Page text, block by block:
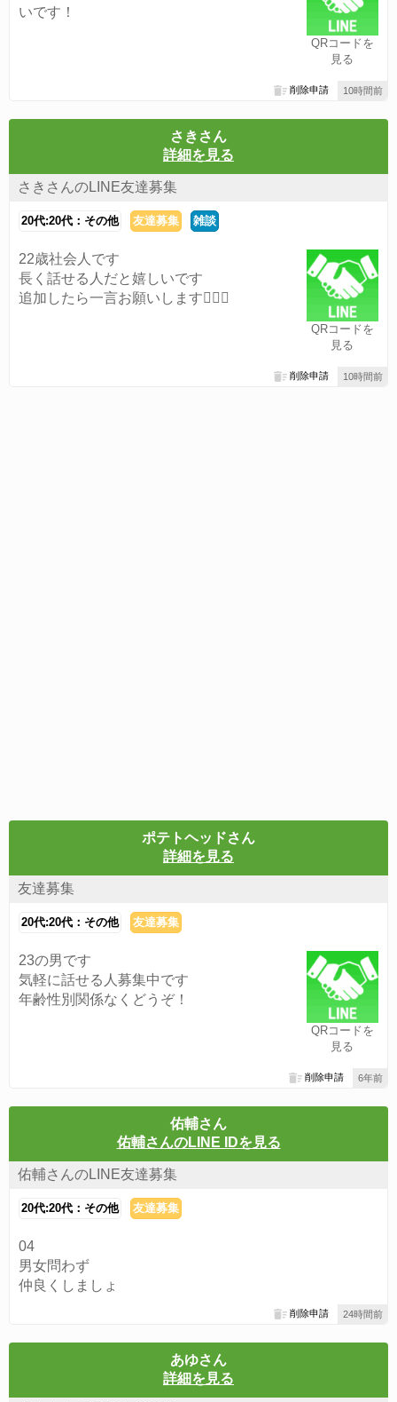
QRコードを
見る
いです！
10時間前
削除申請
さきさん
詳細を見る
さきさんのLINE友達募集
20代:20代：その他 友達募集 雑談
QRコードを
見る
22歳社会人です
長く話せる人だと嬉しいです
追加したら一言お願いします🙇🏻‍♀️
10時間前
削除申請
ポテトヘッドさん
詳細を見る
友達募集
20代:20代：その他 友達募集
QRコードを
見る
23の男です
気軽に話せる人募集中です
年齢性別関係なくどうぞ！
6年前
削除申請
佑輔さん
佑輔さんのLINE IDを見る
佑輔さんのLINE友達募集
20代:20代：その他 友達募集
04
男女問わず
仲良くしましょ
24時間前
削除申請
あゆさん
詳細を見る